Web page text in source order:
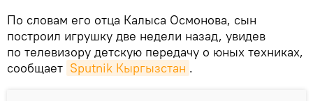
По словам его отца Калыса Осмонова, сын
построил игрушку две недели назад, увидев
по телевизору детскую передачу о юных техниках,
сообщает Sputnik Кыргызстан .